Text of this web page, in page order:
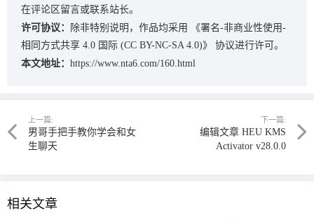
在评论区留言或联系站长。
许可协议：
除非特别说明，作品均采用
《署名-非商业性使用-
相同方式共享 4.0 国际 (CC BY-NC-SA 4.0)》
协议进行许可。
本文地址： https://www.nta6.com/160.html
上一篇:
男哥手把手教你学会和女
生聊天
下一篇:
编辑文章 HEU KMS
Activator v28.0.0
相关文章